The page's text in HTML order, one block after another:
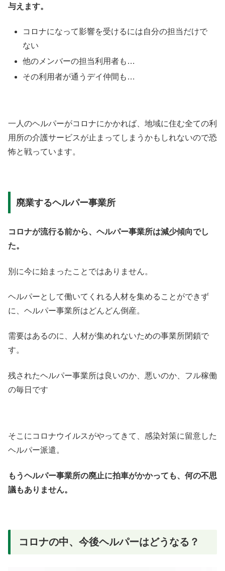
与えます。
コロナになって影響を受けるには自分の担当だけで
ない
他のメンバーの担当利用者も…
その利用者が通うデイ仲間も…
一人のヘルパーがコロナにかかれば、地域に住む全ての利
用所の介護サービスが止まってしまうかもしれないので恐
怖と戦っています。
廃業するヘルパー事業所
コロナが流行る前から、ヘルパー事業所は減少傾向でし
た。
別に今に始まったことではありません。
ヘルパーとして働いてくれる人材を集めることができず
に、ヘルパー事業所はどんどん倒産。
需要はあるのに、人材が集めれないための事業所閉鎖で
す。
残されたヘルパー事業所は良いのか、悪いのか、フル稼働
の毎日です
そこにコロナウイルスがやってきて、感染対策に留意した
ヘルパー派遣。
もうヘルパー事業所の廃止に拍車がかかっても、何の不思
議もありません。
コロナの中、今後ヘルパーはどうなる？